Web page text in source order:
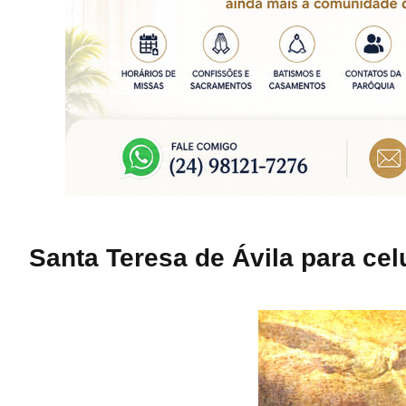
Santa Teresa de Ávila para